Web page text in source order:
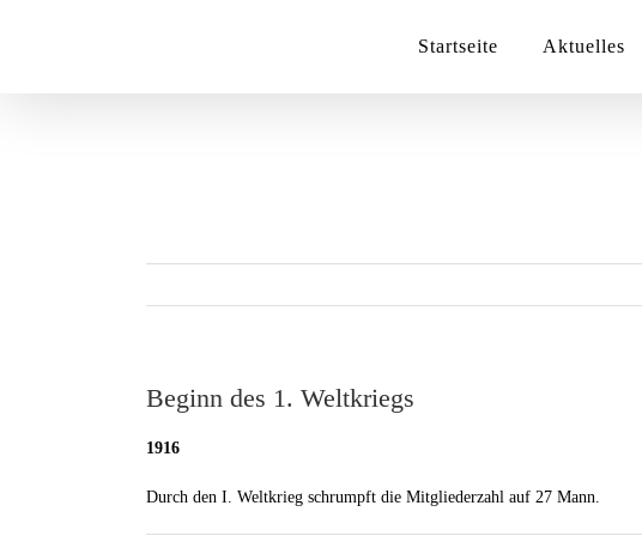
Startseite Aktuelles
Beginn des 1. Weltkriegs
1916
Durch den I. Weltkrieg schrumpft die Mitgliederzahl auf 27 Mann.